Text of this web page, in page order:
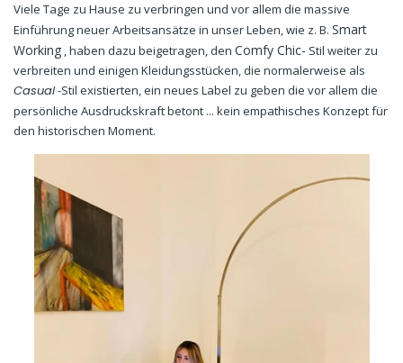
Viele Tage zu Hause zu verbringen und vor allem die massive
Einführung neuer Arbeitsansätze in unser Leben, wie z. B. Smart
Working , haben dazu beigetragen, den Comfy Chic- Stil weiter zu
verbreiten und einigen Kleidungsstücken, die normalerweise als
Casual-Stil existierten, ein neues Label zu geben die vor allem die
persönliche Ausdruckskraft betont ... kein empathisches Konzept für
den historischen Moment.